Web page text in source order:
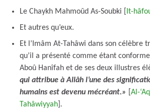
Le Chaykh Mahmoûd As-Soubki [
It-
Et autres qu’eux.
Et l’Imâm At-Tahâwi dans son célèbre
qu’il a présenté comme étant
Aboû Hanîfah et de ses deux illustres
qui attribue à Allâh l’une des
humains est devenu mécréant.»
Al-
Tahâwiyyah .